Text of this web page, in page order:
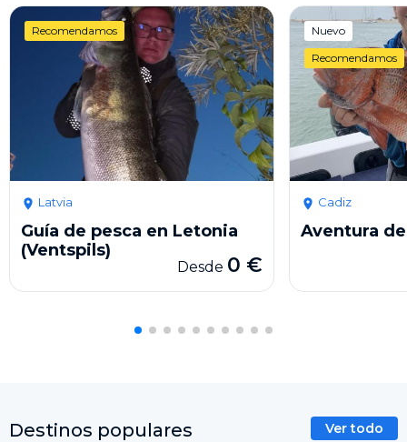
Recomendamos
Latvia
Guía de pesca en Letonia
(Ventspils)
Desde 0 €
Nuevo
Recomendamos
Cadiz
Aventura
Destinos populares Ver todo